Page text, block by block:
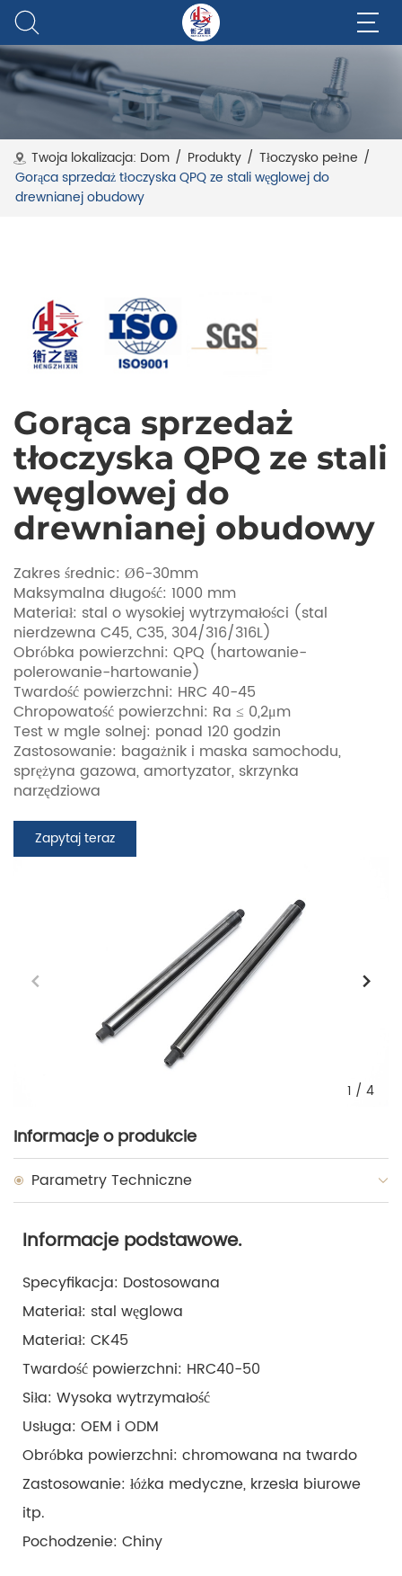
Twoja lokalizacja: Dom / Produkty / Tłoczysko pełne /
Gorąca sprzedaż tłoczyska QPQ ze stali węglowej do
drewnianej obudowy
Gorąca sprzedaż
tłoczyska QPQ ze stali
węglowej do
drewnianej obudowy
Zakres średnic: Ø6-30mm
Maksymalna długość: 1000 mm
Materiał: stal o wysokiej wytrzymałości (stal
nierdzewna C45, C35, 304/316/316L)
Obróbka powierzchni: QPQ (hartowanie-
polerowanie-hartowanie)
Twardość powierzchni: HRC 40-45
Chropowatość powierzchni: Ra ≤ 0,2μm
Test w mgle solnej: ponad 120 godzin
Zastosowanie: bagażnik i maska ​​samochodu,
sprężyna gazowa, amortyzator, skrzynka
narzędziowa
Zapytaj teraz
1 / 4
Informacje o produkcie
Parametry Techniczne
Informacje podstawowe.
Specyfikacja: Dostosowana
Materiał: stal węglowa
Materiał: CK45
Twardość powierzchni: HRC40-50
Siła: Wysoka wytrzymałość
Usługa: OEM i ODM
Obróbka powierzchni: chromowana na twardo
Zastosowanie: łóżka medyczne, krzesła biurowe
itp.
Pochodzenie: Chiny